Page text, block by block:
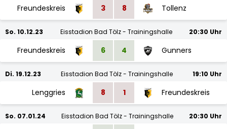
Freundeskreis 3 8 Tollenz
So. 10.12.23 Eisstadion Bad Tölz - Trainingshalle 20:30 Uhr
Freundeskreis 6 4 Gunners
Di. 19.12.23 Eisstadion Bad Tölz - Trainingshalle 19:10 Uhr
Lenggries 8 1 Freundeskreis
So. 07.01.24 Eisstadion Bad Tölz - Trainingshalle 20:30 Uhr